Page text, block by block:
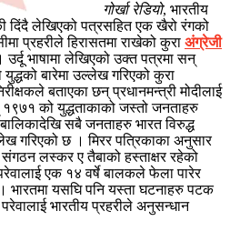
गोर्खा रेडियो, भारतीय
दिंदै लेखिएको पत्रसहित एक खैरो रंगको
प्रहरीले हिरासतमा राखेको कुरा अंग्रेजी
भाषामा लेखिएको उक्त पत्रमा सन्
बारेमा उल्लेख गरिएको कुरा
बताएका छन् प्रधानमन्त्री मोदीलाई
को युद्धताकाको जस्तो जनताहरु
सबै जनताहरु भारत विरुद्ध
गरिएको छ । मिरर पत्रिकाका अनुसार
लस्कर ए तैबाको हस्ताक्षर रहेको
एक १४ वर्षे बालकले फेला पारेर
भारतमा यसघि पनि यस्ता घटनाहरु पटक
भारतीय प्रहरीले अनुसन्धान